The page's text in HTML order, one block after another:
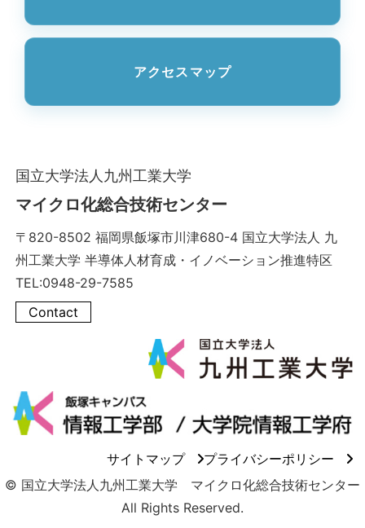
アクセスマップ
国立大学法人九州工業大学
マイクロ化総合技術センター
〒820-8502 福岡県飯塚市川津680-4 国立大学法人 九
州工業大学 半導体人材育成・イノベーション推進特区
TEL:0948-29-7585
Contact
プライバシーポリシー
サイトマップ
© 国立大学法人九州工業大学 マイクロ化総合技術センター
All Rights Reserved.